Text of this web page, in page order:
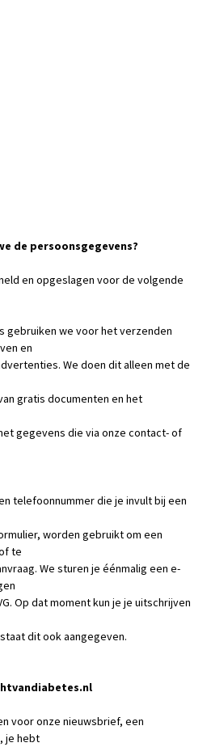
de persoonsgegevens?
en opgeslagen voor de volgende
gebruiken we voor het verzenden
en
We doen dit alleen met de
gratis documenten en het
gegevens die via onze contact- of
telefoonnummer die je invult bij een
worden gebruikt om een
te
We sturen je éénmalig een e-
Op dat moment kun je je uitschrijven
dit ook aangegeven.
voor onze nieuwsbrief, een
je hebt